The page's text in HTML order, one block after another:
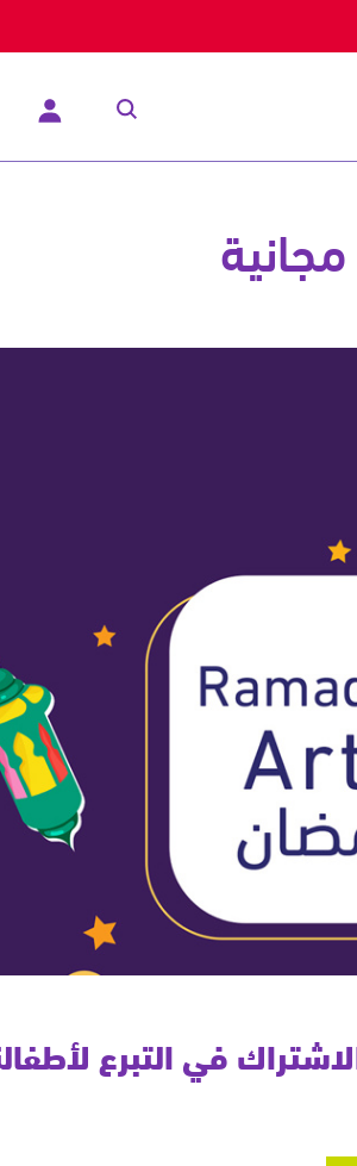
في التبرع